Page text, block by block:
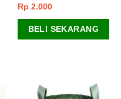
Rp 2.000
BELI SEKARANG